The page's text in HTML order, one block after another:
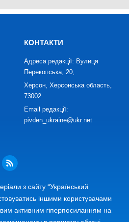
КОНТАКТИ
Адреса редакції: Вулиця
Перекопська, 20,
Херсон, Херсонська область,
73002
Email редакції:
pivden_ukraine@ukr.net
з сайту “Український
іншими користувачами
активним гіперпосиланням на